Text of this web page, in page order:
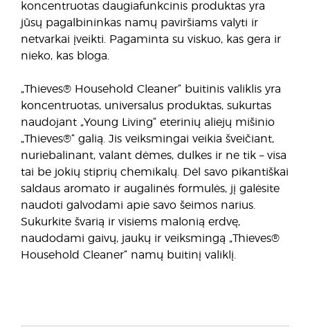
koncentruotas daugiafunkcinis produktas yra
jūsų pagalbininkas namų paviršiams valyti ir
netvarkai įveikti. Pagaminta su viskuo, kas gera ir
nieko, kas bloga.
„Thieves® Household Cleaner“ buitinis valiklis yra
koncentruotas, universalus produktas, sukurtas
naudojant „Young Living“ eterinių aliejų mišinio
„Thieves®“ galią. Jis veiksmingai veikia šveičiant,
nuriebalinant, valant dėmes, dulkes ir ne tik – visa
tai be jokių stiprių chemikalų. Dėl savo pikantiškai
saldaus aromato ir augalinės formulės, jį galėsite
naudoti galvodami apie savo šeimos narius.
Sukurkite švarią ir visiems malonią erdvę,
naudodami gaivų, jaukų ir veiksmingą „Thieves®
Household Cleaner“ namų buitinį valiklį.